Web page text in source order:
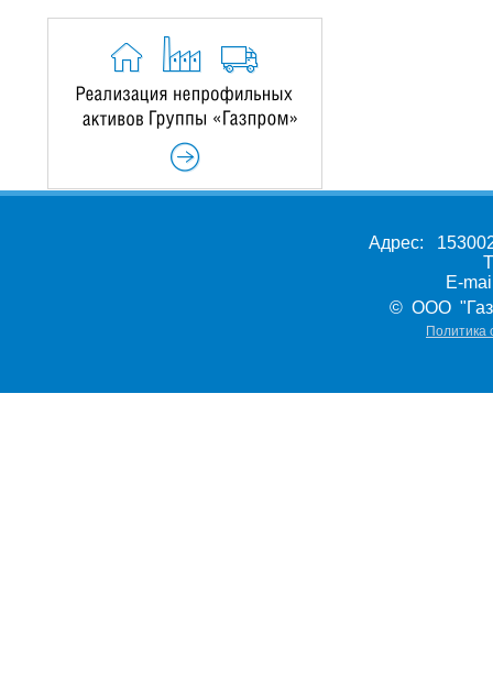
Адрес:
E-
© ООО
Политика